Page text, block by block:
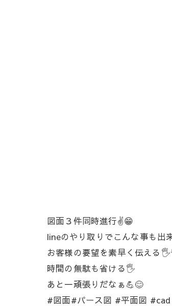
図面３件同時進行✌️😁
lineのやり取りでこんな事も出
お客様の要望を素早く伝える
時間の無駄も省ける🖐️
あと一頑張りだなぁ💪😊
#図面#パース図 #平面図